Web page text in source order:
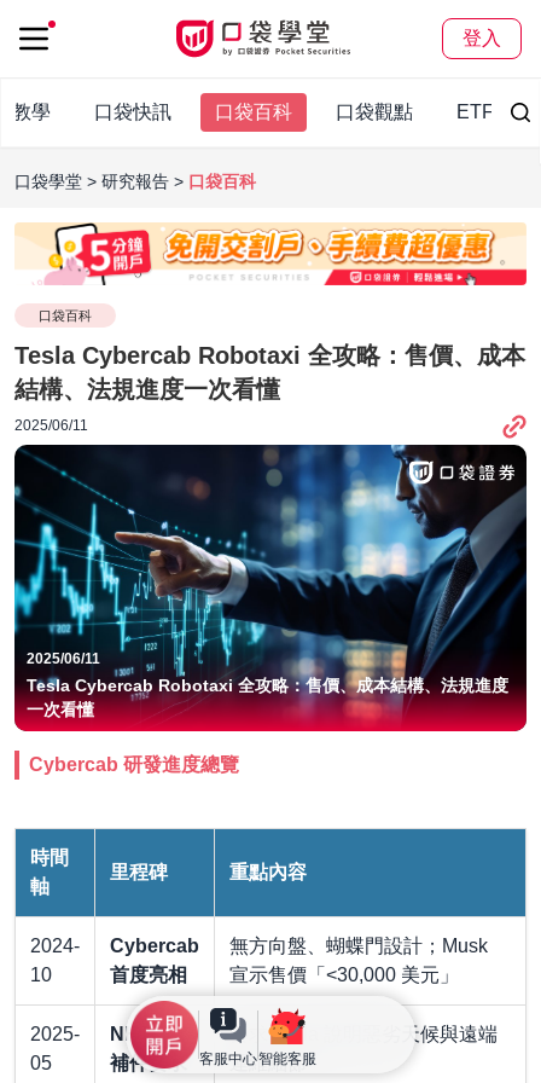
登入
客服中心智能客服
教學 口袋快訊 口袋百科 口袋觀點 ETF
口袋學堂 研究報告 口袋百科
口袋百科
Tesla Cybercab Robotaxi 全攻略：售價、成本
結構、法規進度一次看懂
2025/06/11
2025/06/11
Tesla Cybercab Robotaxi 全攻略：售價、成本結構、法規進度
一次看懂
Cybercab 研發進度總覽
時間
軸
里程碑 重點內容
2024-
10
Cybercab
首度亮相
無方向盤、蝴蝶門設計；Musk
宣示售價「<30,000 美元」
2025-
05
NHTSA
補件要求
要求 Tesla 說明惡劣天候與遠端
運維細節